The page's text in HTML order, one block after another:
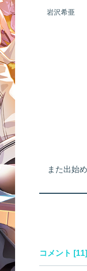
岩沢希亜
また出始
コメント [11]